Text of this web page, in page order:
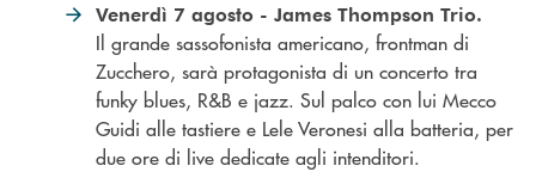
Venerdì 7 agosto - James Thompson Trio.
Il grande sassofonista americano, frontman di
Zucchero, sarà protagonista di un concerto tra
funky blues, R&B e jazz. Sul palco con lui Mecco
Guidi alle tastiere e Lele Veronesi alla batteria, per
due ore di live dedicate agli intenditori.